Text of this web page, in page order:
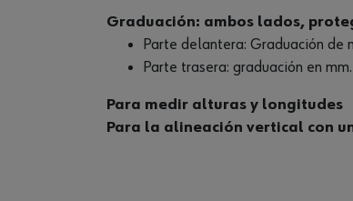
Graduación: ambos lados,
Parte delantera: Graduación de
Parte trasera: graduación en mm.
Para medir alturas y longitudes
Para la alineación vertical con